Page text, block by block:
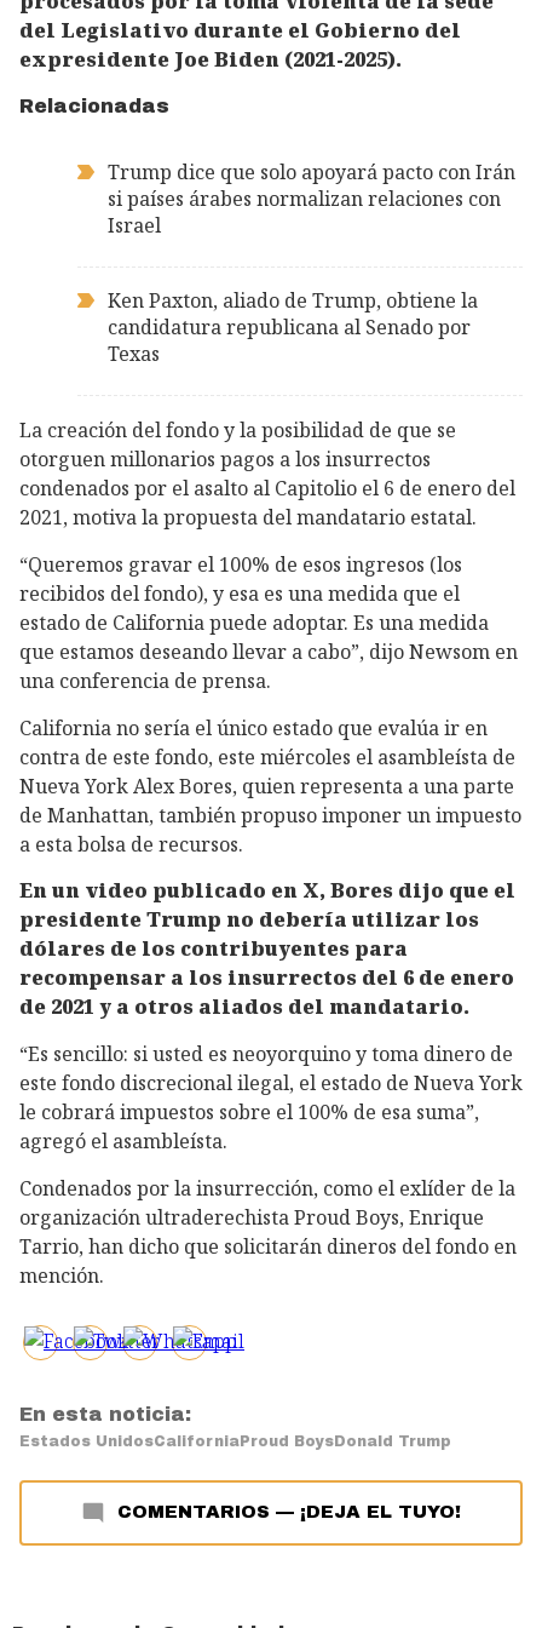
del Legislativo durante el Gobierno del
expresidente Joe Biden (2021-2025).
Relacionadas
Trump dice que solo apoyará pacto con Irán
si países árabes normalizan relaciones con
Israel
Ken Paxton, aliado de Trump, obtiene la
candidatura republicana al Senado por
Texas
La creación del fondo y la posibilidad de que se
otorguen millonarios pagos a los insurrectos
condenados por el asalto al Capitolio el 6 de enero del
2021, motiva la propuesta del mandatario estatal.
“Queremos gravar el 100% de esos ingresos (los
recibidos del fondo), y esa es una medida que el
estado de California puede adoptar. Es una medida
que estamos deseando llevar a cabo”, dijo Newsom en
una conferencia de prensa.
California no sería el único estado que evalúa ir en
contra de este fondo, este miércoles el asambleísta de
Nueva York Alex Bores, quien representa a una parte
de Manhattan, también propuso imponer un impuesto
a esta bolsa de recursos.
En un video publicado en X, Bores dijo que el
presidente Trump no debería utilizar los
dólares de los contribuyentes para
recompensar a los insurrectos del 6 de enero
de 2021 y a otros aliados del mandatario.
“Es sencillo: si usted es neoyorquino y toma dinero de
este fondo discrecional ilegal, el estado de Nueva York
le cobrará impuestos sobre el 100% de esa suma”,
agregó el asambleísta.
Condenados por la insurrección, como el exlíder de la
organización ultraderechista Proud Boys, Enrique
Tarrio, han dicho que solicitarán dineros del fondo en
mención.
En esta noticia:
Estados UnidosCaliforniaProud BoysDonald Trump
COMENTARIOS — ¡DEJA EL TUYO!